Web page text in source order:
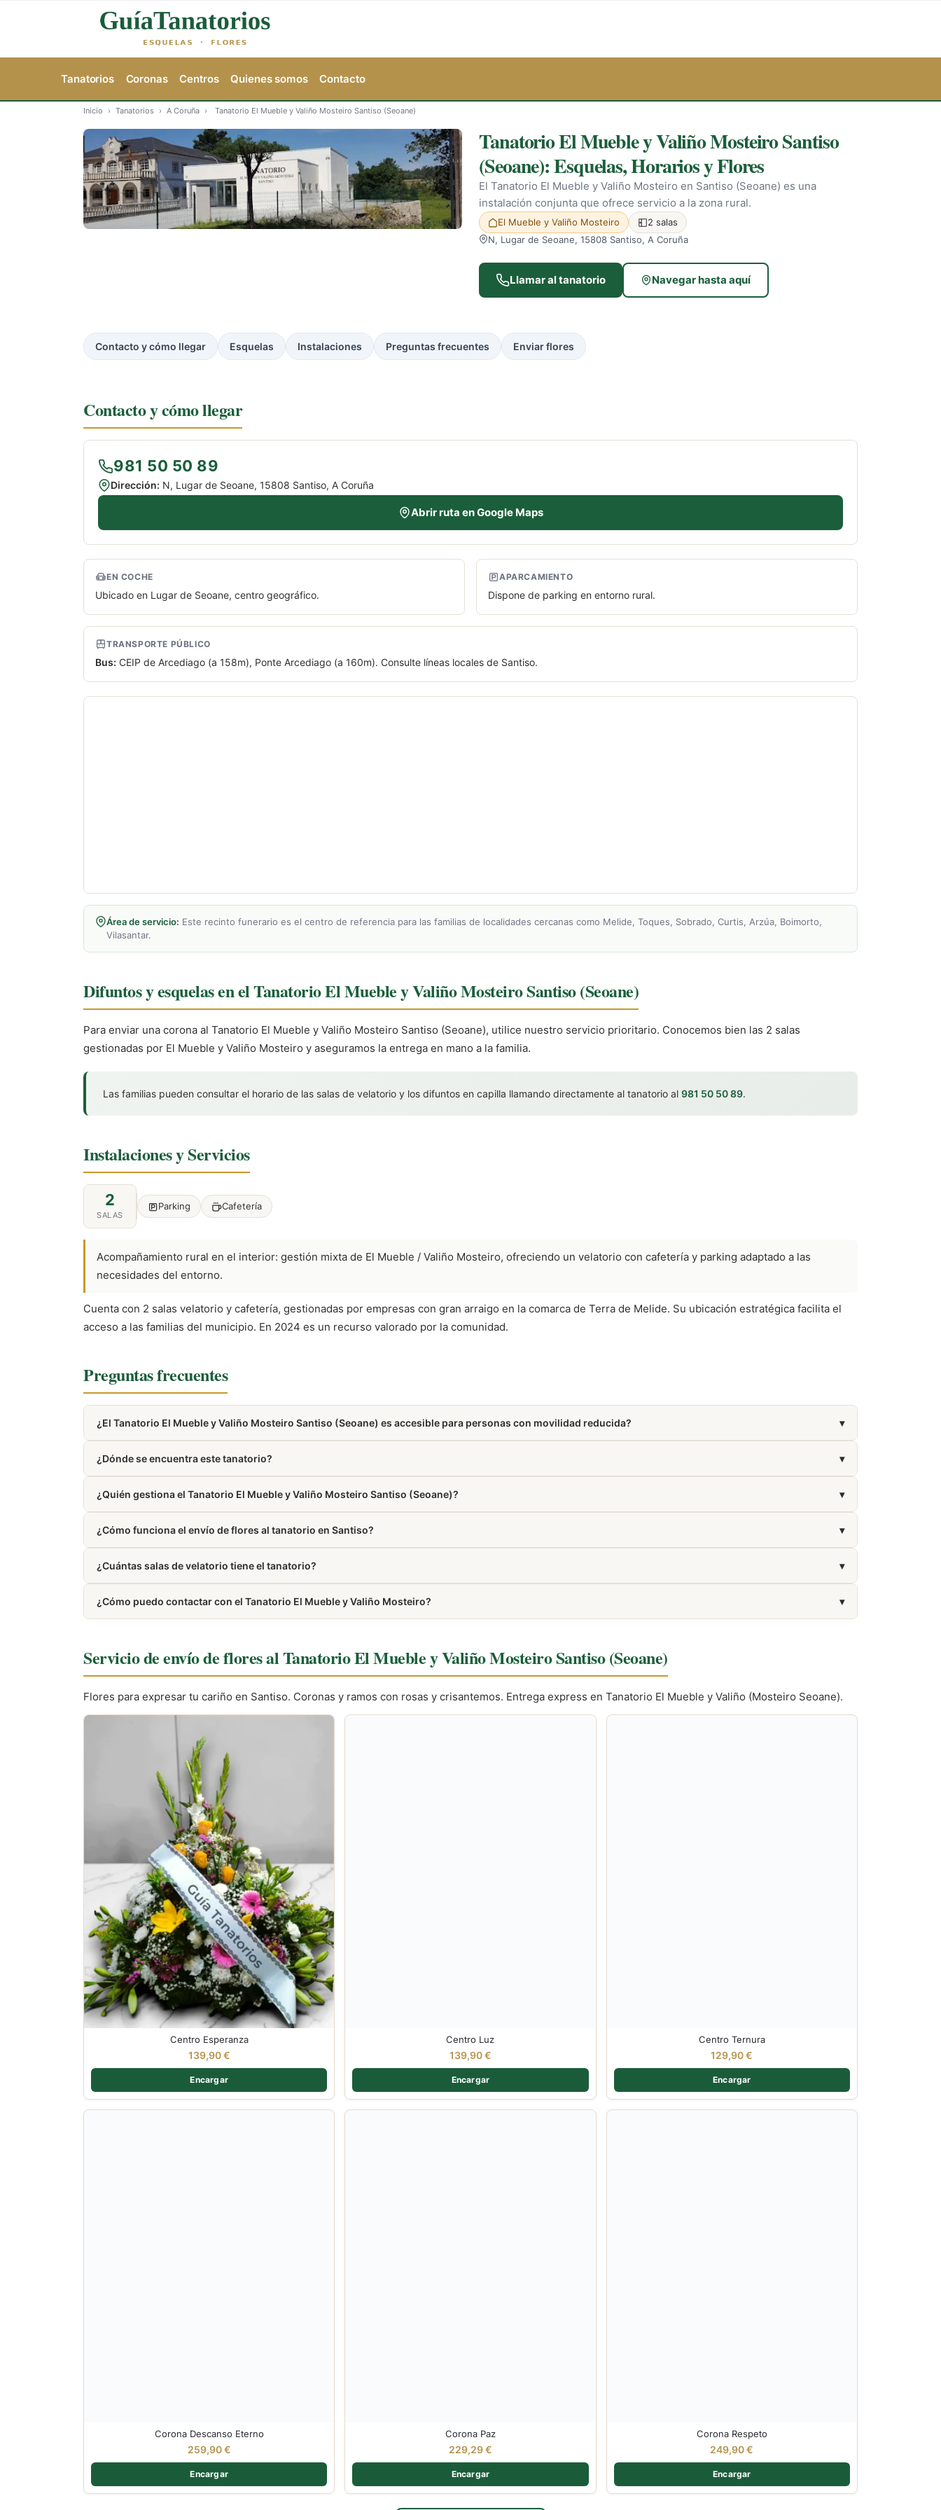
Tanatorios Coronas Centros Quienes somos Contacto
Inicio › Tanatorios › A Coruña › Tanatorio El Mueble y Valiño Mosteiro Santiso (Seoane)
Tanatorio El Mueble y Valiño Mosteiro Santiso
(Seoane): Esquelas, Horarios y Flores
El Tanatorio El Mueble y Valiño Mosteiro en Santiso (Seoane) es una
instalación conjunta que ofrece servicio a la zona rural.
El Mueble y Valiño Mosteiro
2 salas
N, Lugar de Seoane, 15808 Santiso, A Coruña
Llamar al tanatorio Navegar hasta aquí
Contacto y cómo llegar Esquelas Instalaciones Preguntas frecuentes Enviar flores
Contacto y cómo llegar
981 50 50 89
Dirección: N, Lugar de Seoane, 15808 Santiso, A Coruña
Abrir ruta en Google Maps
EN COCHE
Ubicado en Lugar de Seoane, centro geográfico.
APARCAMIENTO
Dispone de parking en entorno rural.
TRANSPORTE PÚBLICO
Bus: CEIP de Arcediago (a 158m), Ponte Arcediago (a 160m). Consulte líneas locales de Santiso.
Área de servicio: Este recinto funerario es el centro de referencia para las familias de localidades cercanas como Melide, Toques, Sobrado, Curtis, Arzúa, Boimorto,
Vilasantar.
Difuntos y esquelas en el Tanatorio El Mueble y Valiño Mosteiro Santiso (Seoane)
Para enviar una corona al Tanatorio El Mueble y Valiño Mosteiro Santiso (Seoane), utilice nuestro servicio prioritario. Conocemos bien las 2 salas
gestionadas por El Mueble y Valiño Mosteiro y aseguramos la entrega en mano a la familia.
Las familias pueden consultar el horario de las salas de velatorio y los difuntos en capilla llamando directamente al tanatorio al 981 50 50 89.
Instalaciones y Servicios
2
SALAS
Parking Cafetería
Acompañamiento rural en el interior: gestión mixta de El Mueble / Valiño Mosteiro, ofreciendo un velatorio con cafetería y parking adaptado a las
necesidades del entorno.
Cuenta con 2 salas velatorio y cafetería, gestionadas por empresas con gran arraigo en la comarca de Terra de Melide. Su ubicación estratégica facilita el
acceso a las familias del municipio. En 2024 es un recurso valorado por la comunidad.
Preguntas frecuentes
¿El Tanatorio El Mueble y Valiño Mosteiro Santiso (Seoane) es accesible para personas con movilidad reducida? ▾
¿Dónde se encuentra este tanatorio?
▾
¿Quién gestiona el Tanatorio El Mueble y Valiño Mosteiro Santiso (Seoane)?
▾
¿Cómo funciona el envío de flores al tanatorio en Santiso?
▾
¿Cuántas salas de velatorio tiene el tanatorio?
▾
¿Cómo puedo contactar con el Tanatorio El Mueble y Valiño Mosteiro?
▾
Servicio de envío de flores al Tanatorio El Mueble y Valiño Mosteiro Santiso (Seoane)
Flores para expresar tu cariño en Santiso. Coronas y ramos con rosas y crisantemos. Entrega express en Tanatorio El Mueble y Valiño (Mosteiro Seoane).
Centro Esperanza
139,90€
Encargar
Centro Luz
139,90€
Encargar
Centro Ternura
129,90€
Encargar
Corona Descanso Eterno
259,90€
Encargar
Corona Paz
229,29€
Encargar
Corona Respeto
249,90€
Encargar